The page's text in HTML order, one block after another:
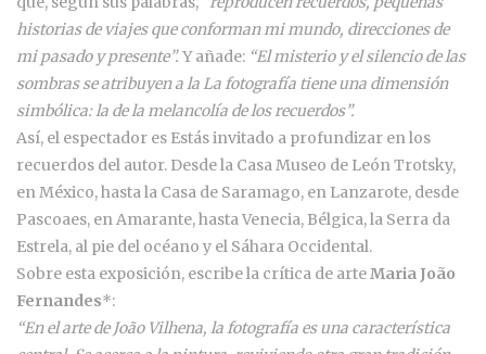
historias de viajes que conforman mi mundo, direcciones de
mi pasado y presente”.Y añade: “El misterio y el silencio de las
sombras se atribuyen a la La fotografía tiene una dimensión
simbólica: la de la melancolía de los recuerdos”.
Así, el espectador es Estás invitado a profundizar en los
recuerdos del autor. Desde la Casa Museo de León Trotsky,
en México, hasta la Casa de Saramago, en Lanzarote, desde
Pascoaes, en Amarante, hasta Venecia, Bélgica, la Serra da
Estrela, al pie del océano y el Sáhara Occidental.
Sobre esta exposición, escribe la crítica de arteMaria João
Fernandes*:
“En el arte de João Vilhena, la fotografía es una característica